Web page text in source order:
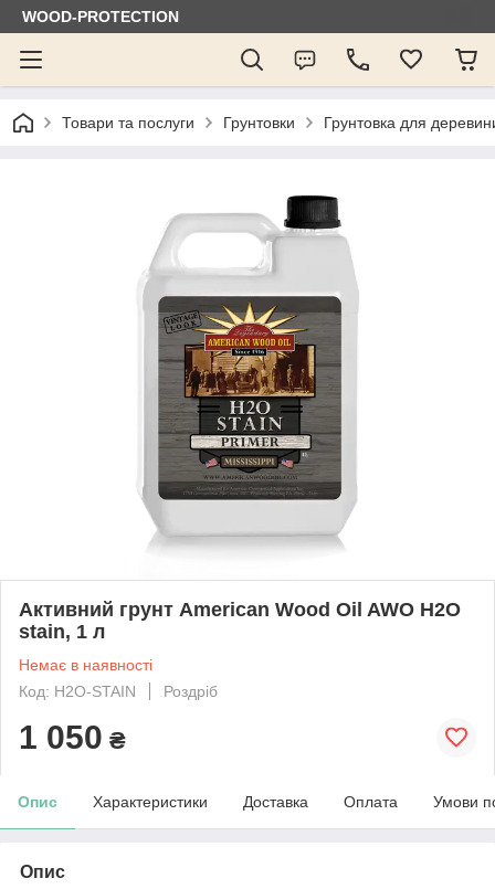
WOOD-PROTECTION
Товари та послуги Грунтовки Грунтовка для
Активний грунт American Wood Oil AWO H2O
stain, 1 л
Немає в наявності
Код: H2O-STAIN
Роздріб
1 050 ₴
Опис Характеристики Доставка Оплата Умови
Опис